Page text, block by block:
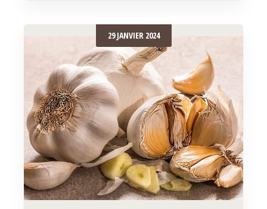
29 JANVIER 2024